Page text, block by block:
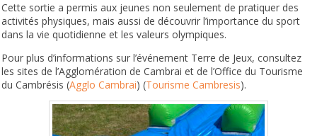
Cette sortie a permis aux jeunes non seulement de pratiquer des
activités physiques, mais aussi de découvrir l’importance du sport
dans la vie quotidienne et les valeurs olympiques.
Pour plus d’informations sur l’événement Terre de Jeux, consultez
les sites de l’Agglomération de Cambrai et de l’Office du Tourisme
du Cambrésis​ (Agglo Cambrai)​​ (Tourisme Cambresis)​.